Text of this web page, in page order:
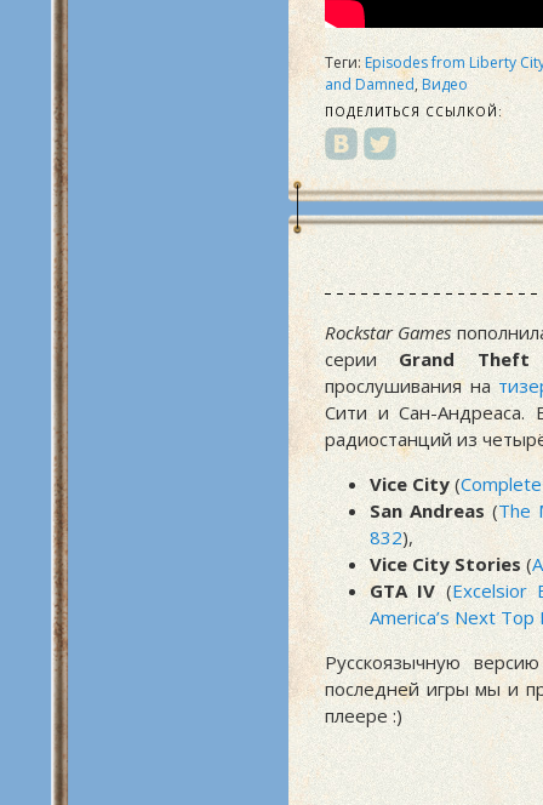
Теги: Episodes from Liberty
and Damned,Видео
ПОДЕЛИТЬСЯ ССЫЛКОЙ:
Rockstar Games
серии Grand Theft
прослушивания на
Сити и Сан-
радиостанций из
Vice City (
San Andreas (The
832),
Vice City Stories (
GTA IV(Excelsior
America’s Next
Русскоязычную
последней игры мы и
плеере :)